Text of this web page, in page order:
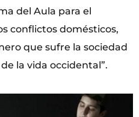
del Aula para el
conflictos domésticos,
que sufre la sociedad
la vida occidental”.